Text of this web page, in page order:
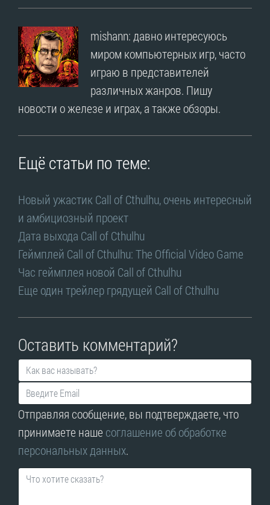
mishann: давно интересуюсь
миром компьютерных игр, часто
играю в представителей
различных жанров. Пишу
новости о железе и играх, а также обзоры.
Ещё статьи по теме:
Новый ужастик Call of Cthulhu, очень интересный
и амбициозный проект
Дата выхода Call of Cthulhu
Геймплей Call of Cthulhu: The Official Video Game
Час геймплея новой Call of Cthulhu
Еще один трейлер грядущей Call of Cthulhu
Оставить комментарий?
Отправляя сообщение, вы подтверждаете, что
принимаете наше соглашение об обработке
персональных данных.